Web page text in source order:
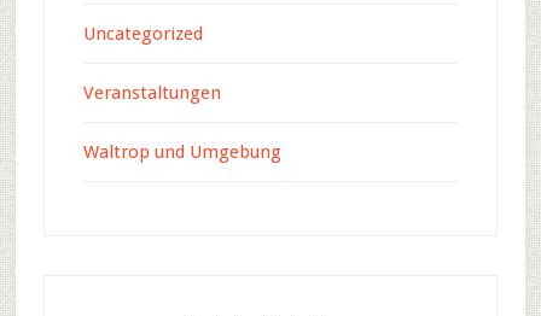
Uncategorized
Veranstaltungen
Waltrop und Umgebung